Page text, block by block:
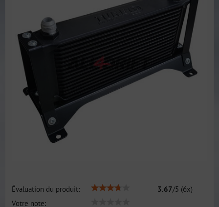
Évaluation du produit: 3.67/5 (6x)
Votre note: